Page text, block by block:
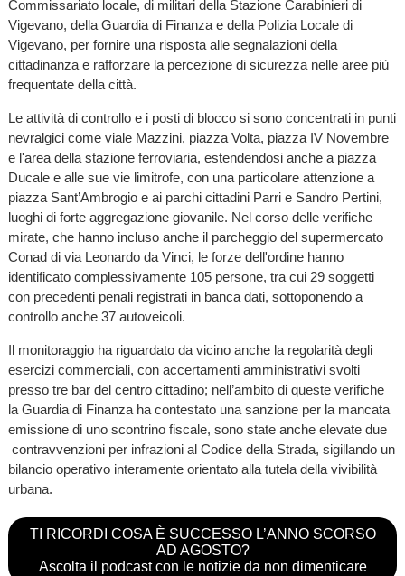
Commissariato locale, di militari della Stazione Carabinieri di
Vigevano, della Guardia di Finanza e della Polizia Locale di
Vigevano, per fornire una risposta alle segnalazioni della
cittadinanza e rafforzare la percezione di sicurezza nelle aree più
frequentate della città.
Le attività di controllo e i posti di blocco si sono concentrati in punti
nevralgici come viale Mazzini, piazza Volta, piazza IV Novembre
e l'area della stazione ferroviaria, estendendosi anche a piazza
Ducale e alle sue vie limitrofe, con una particolare attenzione a
piazza Sant’Ambrogio e ai parchi cittadini Parri e Sandro Pertini,
luoghi di forte aggregazione giovanile. Nel corso delle verifiche
mirate, che hanno incluso anche il parcheggio del supermercato
Conad di via Leonardo da Vinci, le forze dell'ordine hanno
identificato complessivamente 105 persone, tra cui 29 soggetti
con precedenti penali registrati in banca dati, sottoponendo a
controllo anche 37 autoveicoli.
Il monitoraggio ha riguardato da vicino anche la regolarità degli
esercizi commerciali, con accertamenti amministrativi svolti
presso tre bar del centro cittadino; nell’ambito di queste verifiche
la Guardia di Finanza ha contestato una sanzione per la mancata
emissione di uno scontrino fiscale, sono state anche elevate due
contravvenzioni per infrazioni al Codice della Strada, sigillando un
bilancio operativo interamente orientato alla tutela della vivibilità
urbana.
TI RICORDI COSA È SUCCESSO L’ANNO SCORSO
AD AGOSTO?
Ascolta il podcast con le notizie da non dimenticare